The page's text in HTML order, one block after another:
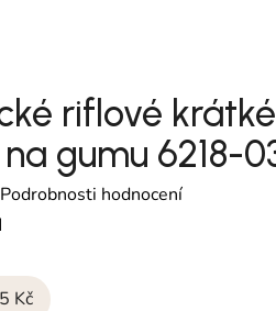
riflové krátké
gumu 6218-
produktu je 0,0 z 5 hvězdiček.
Podrobnosti hodnocení
Kč